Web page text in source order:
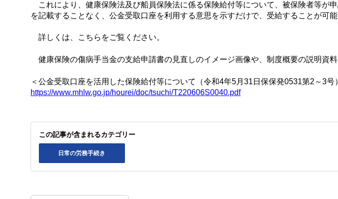
これにより、健康保険法及び船員保険法に係る保険給付等について、被保険者等が
を記載することなく、公金受取口座を利用する意思を示すだけで、受給することが可能
詳しくは、こちらをご覧ください。
健康保険の傷病手当金の支給申請書の見直しのイメージ画像や、制度概要の説明資料
＜公金受取口座を活用した保険給付等について（令和4年5月31日保保発0531第2～3号
https://www.mhlw.go.jp/hourei/doc/tsuchi/T220606S0040.pdf
この記事が含まれるカテゴリー
日常の労務手続き